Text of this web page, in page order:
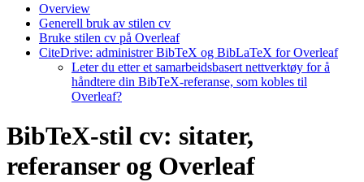
Overview
Generell bruk av stilen cv
Bruke stilen cv på Overleaf
CiteDrive: administrer BibTeX og BibLaTeX for Overleaf
Leter du etter et samarbeidsbasert nettverktøy for å
håndtere din BibTeX-referanse, som kobles til
Overleaf?
BibTeX-stil cv: sitater,
referanser og Overleaf